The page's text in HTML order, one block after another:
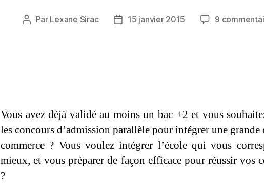
Auteur
Par Lexane Sirac
Date15 janvier 2015 9
Vous avez déjà validé au moins un bac +2 et vous
les concours d’admission parallèle pour intégrer une grande
commerce ? Vous voulez intégrer l’école qui vous
mieux, et vous préparer de façon efficace pour réussir vos
?